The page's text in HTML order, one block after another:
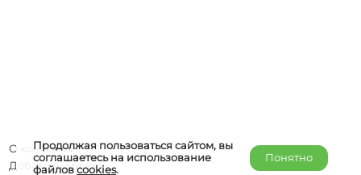
Продолжая пользоваться сайтом, вы
соглашаетесь на использование
файловcookies.
Понятно
О компании
Добавить объект